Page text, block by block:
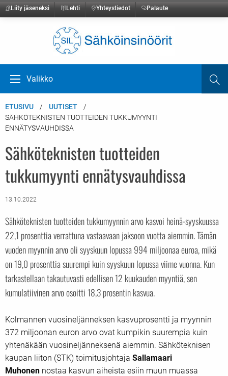
Liity jäseneksi Lehti Yhteystiedot Palaute
Avaa valikko
Valikko
ETUSIVU
UUTISET
SÄHKÖTEKNISTEN TUOTTEIDEN TUKKUMYYNTI
ENNÄTYSVAUHDISSA
Sähköteknisten tuotteiden
tukkumyynti ennätysvauhdissa
13.10.2022
Sähköteknisten tuotteiden tukkumyynnin arvo kasvoi heinä-syyskuussa
22,1 prosenttia verrattuna vastaavaan jaksoon vuotta aiemmin. Tämän
vuoden myynnin arvo oli syyskuun lopussa 994 miljoonaa euroa, mikä
on 19,0 prosenttia suurempi kuin syyskuun lopussa viime vuonna. Kun
tarkastellaan takautuvasti edellisen 12 kuukauden myyntiä, sen
kumulatiivinen arvo osoitti 18,3 prosentin kasvua.
Kolmannen vuosineljänneksen kasvuprosentti ja myynnin
372 miljoonan euron arvo ovat kumpikin suurempia kuin
yhtenäkään vuosineljänneksenä aiemmin. Sähköteknisen
kaupan liiton (STK) toimitusjohtaja Sallamaari
Muhonen nostaa kasvun aiheista esiin muun muassa